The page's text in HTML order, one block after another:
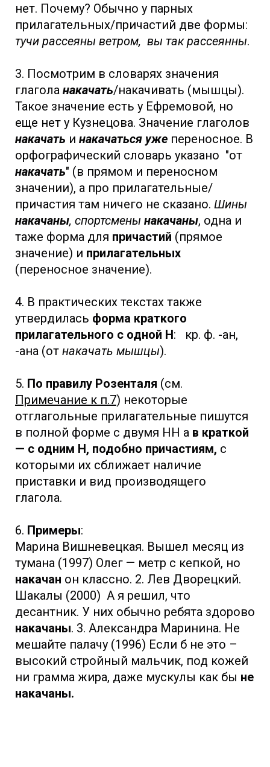
нет. Почему? Обычно у парных
прилагательных/причастий две формы:
тучи рассеяны ветром, вы так рассеянны.
3. Посмотрим в словарях значения
глагола накачать/накачивать (мышцы).
Такое значение есть у Ефремовой, но
еще нет у Кузнецова. Значение глаголов
накачать и накачаться уже переносное. В
орфографический словарь указано "от
накачать" (в прямом и переносном
значении), а про прилагательные/
причастия там ничего не сказано. Шины
накачаны, спортсмены накачаны, одна и
таже форма для причастий (прямое
значение) и прилагательных
(переносное значение).
4. В практических текстах также
утвердилась форма краткого
прилагательного с одной Н: кр. ф. -ан,
-ана (от накачать мышцы).
5. По правилу Розенталя (см.
Примечание к п.7) некоторые
отглагольные прилагательные пишутся
в полной форме с двумя НН а в краткой
— с одним Н, подобно причастиям, с
которыми их сближает наличие
приставки и вид производящего
глагола.
6. Примеры:
Марина Вишневецкая. Вышел месяц из
тумана (1997) Олег — метр с кепкой, но
накачан он классно. 2. Лев Дворецкий.
Шакалы (2000) А я решил, что
десантник. У них обычно ребята здорово
накачаны. 3. Александра Маринина. Не
мешайте палачу (1996) Если б не это –
высокий стройный мальчик, под кожей
ни грамма жира, даже мускулы как бы не
накачаны.